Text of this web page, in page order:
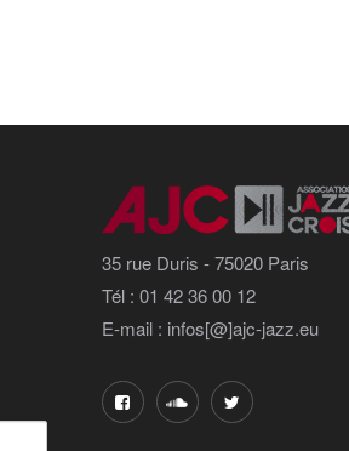
35 rue Duris - 75020 Paris
Tél : 01 42 36 00 12
E-mail : infos[@]ajc-jazz.eu